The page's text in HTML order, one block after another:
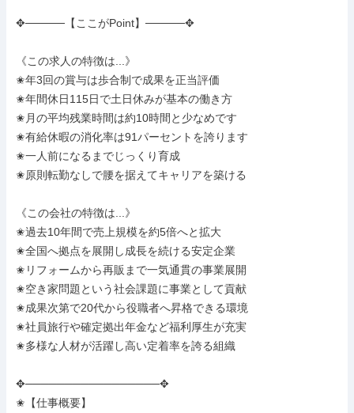
✥─────【ここがPoint】─────✥
《この求人の特徴は...》
✬年3回の賞与は歩合制で成果を正当評価
✬年間休日115日で土日休みが基本の働き方
✬月の平均残業時間は約10時間と少なめです
✬有給休暇の消化率は91パーセントを誇ります
✬一人前になるまでじっくり育成
✬原則転勤なしで腰を据えてキャリアを築ける
《この会社の特徴は...》
✬過去10年間で売上規模を約5倍へと拡大
✬全国へ拠点を展開し成長を続ける安定企業
✬リフォームから再販まで一気通貫の事業展開
✬空き家問題という社会課題に事業として貢献
✬成果次第で20代から役職者へ昇格できる環境
✬社員旅行や確定拠出年金など福利厚生が充実
✬多様な人材が活躍し高い定着率を誇る組織
✥─────────────────✥
✬【仕事概要】